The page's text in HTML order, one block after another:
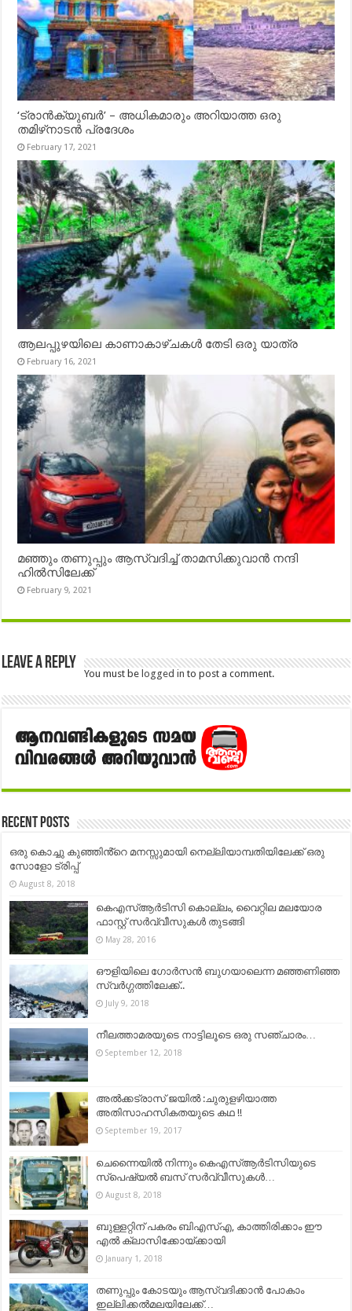
‘ട്രാൻക്യുബർ’ – അധികമാരും അറിയാത്ത ഒരു
തമിഴ്‌നാടൻ പ്രദേശം
February 17, 2021
ആലപ്പുഴയിലെ കാണാകാഴ്ചകൾ തേടി ഒരു യാത്ര
February 16, 2021
മഞ്ഞും തണുപ്പും ആസ്വദിച്ച് താമസിക്കുവാൻ നന്ദി
ഹിൽസിലേക്ക്
February 9, 2021
Leave a Reply
You must belogged in to post a comment.
Recent Posts
ഒരു കൊച്ചു കുഞ്ഞിൻ്റെ മനസ്സുമായി നെല്ലിയാമ്പതിയിലേക്ക് ഒരു
സോളോ ട്രിപ്പ്‌
August 8, 2018
കെഎസ്ആര്‍ടിസി കൊല്ലം, വൈറ്റില മലയോര
ഫാസ്റ്റ് സർവ്വീസുകൾ തുടങ്ങി
May 28, 2016
ഔളിയിലെ ഗോർസൻ ബുഗയാലെന്ന മഞ്ഞണിഞ്ഞ
സ്വർഗ്ഗത്തിലേക്ക്..
July 9, 2018
നീലത്താമരയുടെ നാട്ടിലൂടെ ഒരു സഞ്ചാരം…
September 12, 2018
അൽക്കട്രാസ് ജയിൽ :ചുരുളഴിയാത്ത
അതിസാഹസികതയുടെ കഥ !!
September 19, 2017
ചെന്നൈയിൽ നിന്നും കെഎസ്ആർടിസിയുടെ
സ്പെഷ്യൽ ബസ് സർവ്വീസുകൾ…
August 8, 2018
ബുള്ളറ്റിന് പകരം ബിഎസ്എ, കാത്തിരിക്കാം ഈ
എല്‍ ക്ലാസിക്കോയ്ക്കായി
January 1, 2018
തണുപ്പും കോടയും ആസ്വദിക്കാന്‍ പോകാം
ഇല്ലിക്കൽമലയിലേക്ക്…